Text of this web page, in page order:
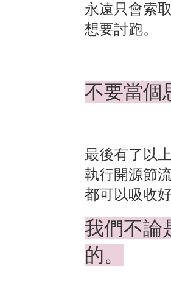
永遠只會索
想要討跑。
不要當個
最後有了以
執行開源節
都可以吸收
我們不論
的。